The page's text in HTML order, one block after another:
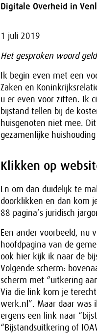
Digitale Overheid in
1 juli 2019
Het gesproken woord
Ik begin even met een
Zaken en
u er even voor zitten. Ik
bijstand tellen bij de
huisgenoten niet mee.
gezamenlijke
Klikken op
En om dan duidelijk te
doorklikken en dan kom
88 pagina’s juridisch
Een ander voorbeeld, nu
hoofdpagina van de
ook hier kijk ik naar de
Volgende scherm:
scherm met “uitkering
Via die link kom je
werk.nl”. Maar daar was
ergens een link naar
“Bijstandsuitkering of